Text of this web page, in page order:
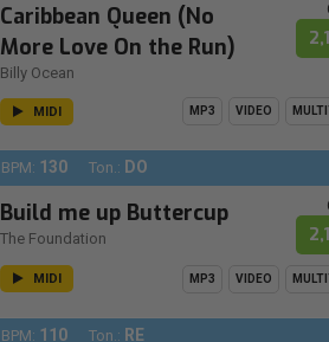
Caribbean Queen (No
More Love On the Run)
Billy Ocean
MIDI MP3 VIDEO
BPM: 130 Ton.: DO
Build me up Buttercup
The Foundation
MIDI MP3 VIDEO
BPM: 110 Ton.: RE